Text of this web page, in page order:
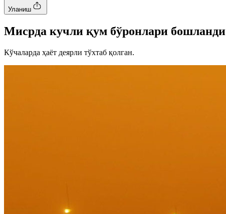
Уланиш
Мисрда кучли қум бўронлари бошланди
Кўчаларда ҳаёт деярли тўхтаб қолган.